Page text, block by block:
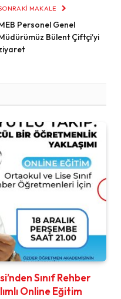
MAKALE
Personel Genel
Bülent Çiftçi’yi
Sınıf Rehber
Online Eğitim